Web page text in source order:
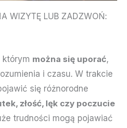
WIZYTĘ LUB ZADZWOŃ:
którym można się uporać,
i czasu. W trakcie
się różnorodne
złość, lęk czy poczucie
trudności mogą pojawiać